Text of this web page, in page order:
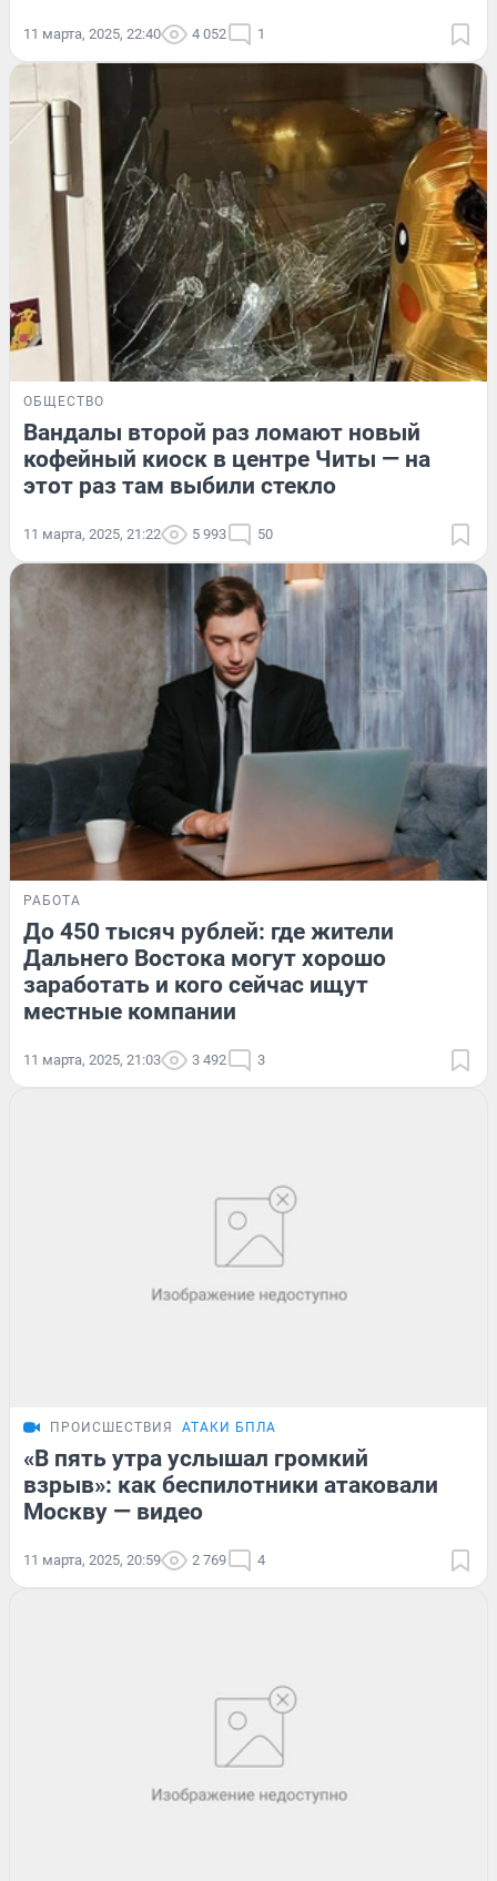
11 марта, 2025, 22:40 4 052 1
ОБЩЕСТВО
Вандалы второй раз ломают новый
кофейный киоск в центре Читы — на
этот раз там выбили стекло
11 марта, 2025, 21:22 5 993 50
РАБОТА
До 450 тысяч рублей: где жители
Дальнего Востока могут хорошо
заработать и кого сейчас ищут
местные компании
11 марта, 2025, 21:03 3 492 3
ПРОИСШЕСТВИЯ АТАКИ БПЛА
«В пять утра услышал громкий
взрыв»: как беспилотники атаковали
Москву — видео
11 марта, 2025, 20:59 2 769 4